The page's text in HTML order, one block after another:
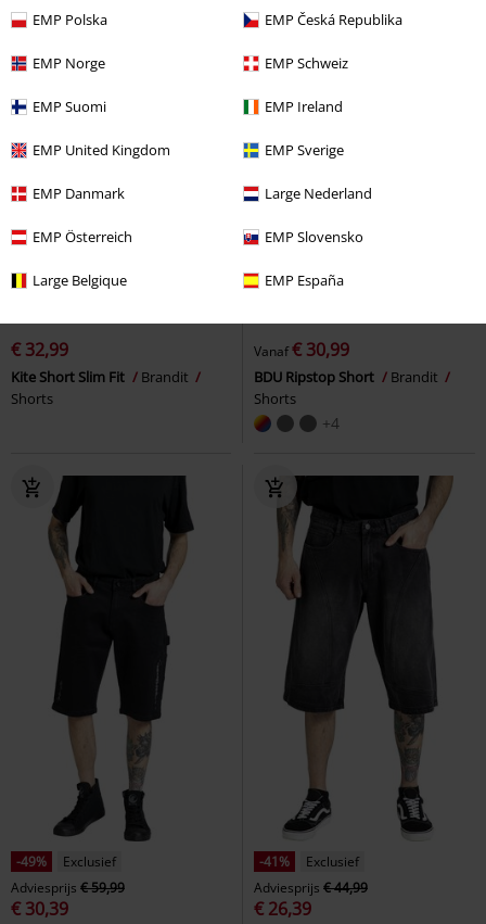
EMP Polska EMP Česká Republika
EMP Norge EMP Schweiz
EMP Suomi EMP Ireland
EMP United Kingdom EMP Sverige
EMP Danmark Large Nederland
EMP Österreich EMP Slovensko
Large Belgique EMP España
€ 32,99
Kite Short Slim Fit
Brandit
Shorts
Vanaf€ 30,99
BDU Ripstop Short
Brandit
Shorts
+4
-49%
Exclusief
Adviesprijs € 59,99
€ 30,39
-41%
Exclusief
Adviesprijs € 44,99
€ 26,39